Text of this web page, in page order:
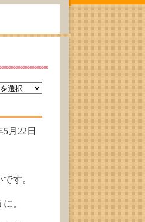
5月22日
す。
。